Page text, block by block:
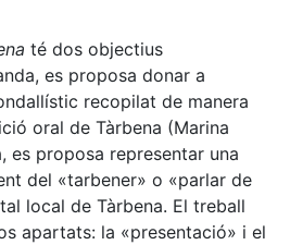
té dos objectius
es proposa donar a
recopilat de manera
oral de Tàrbena (Marina
es proposa representar una
del «tarbener» o «parlar de
local de Tàrbena. El treball
apartats: la «presentació» i el